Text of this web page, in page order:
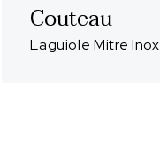
Couteau
Laguiole Mitre Inox